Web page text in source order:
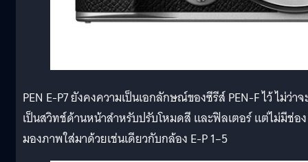
PEN E-P7 ยังคงความเป็นเอกลักษณ์ของซีรีส์ PEN-F ไว้ ไม่ว่าจ
เป็นสวิทช์ด้านหน้าสำหรับปรับโหมดสี และฟิลเตอร์ แต่ไม่มีช่อง
มองภาพใส่มาด้วยเช่นเดียวกับกล้อง E-P 1–5